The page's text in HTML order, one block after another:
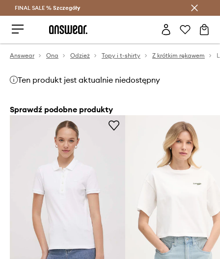
Oszczędzaj z Answear Club >
FINAL SALE % Szczegóły
Answear Ona Odzież Topy i t-shirty Z krótkim rękawem
Ten produkt jest aktualnie niedostępny
Sprawdź podobne produkty